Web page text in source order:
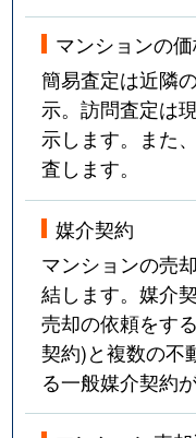
マンションの
簡易査定は近隣
示。訪問査定は
示します。また
査します。
媒介契約
マンションの売
結します。媒介
売却の依頼をす
契約)と複数の不
る一般媒介契約